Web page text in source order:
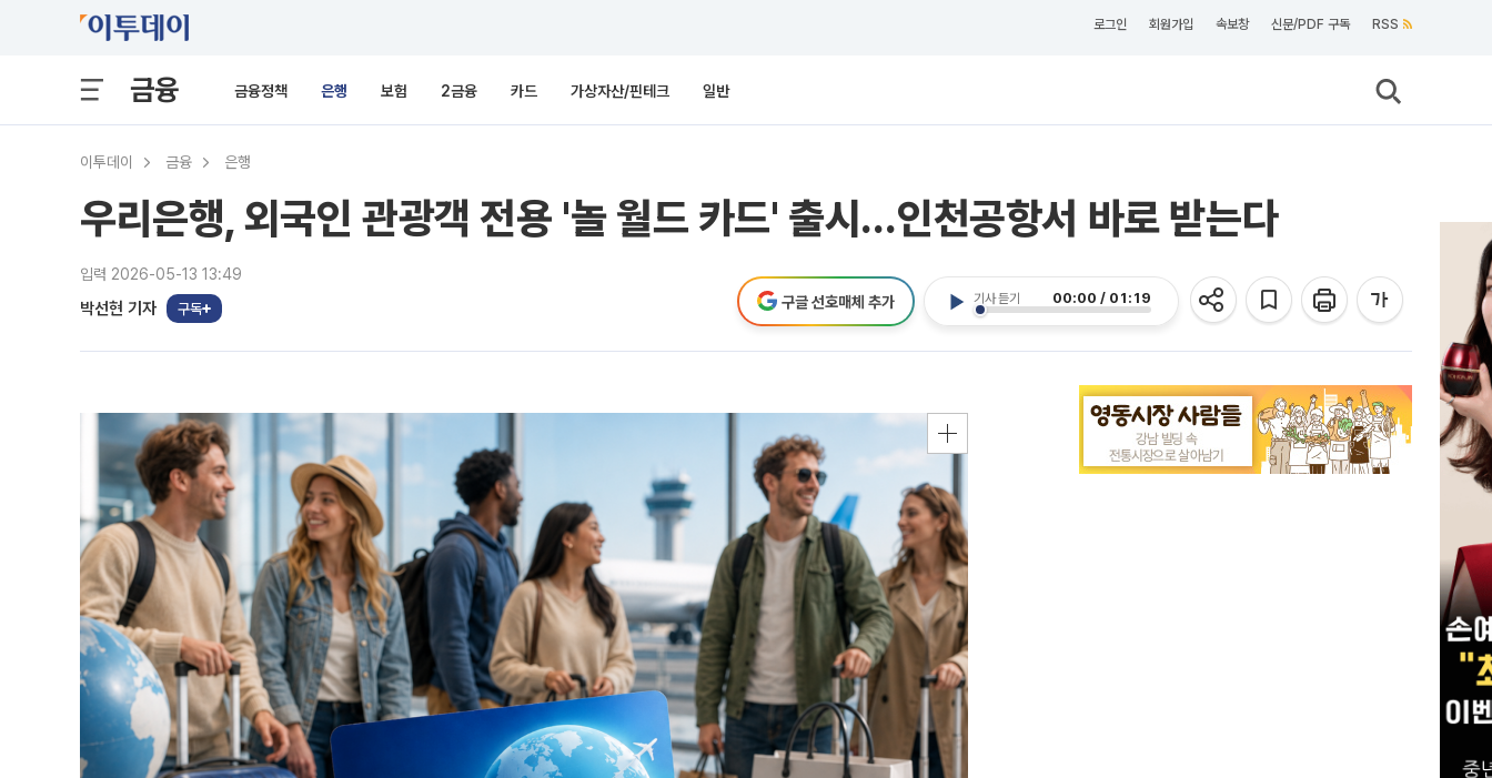
로그인 회원가입 속보창 신문/PDF 구독 RSS
금융 금융정책 은행 보험 2금융 카드 가상자산/핀테크 일반
이투데이 금융 은행
우리은행, 외국인 관광객 전용 '놀 월드 카드' 출시…인천공항서 바로 받는다
입력 2026-05-13 13:49
박선현 기자 구독
기사 듣기 00:00 / 01:19
구글 선호매체 추가